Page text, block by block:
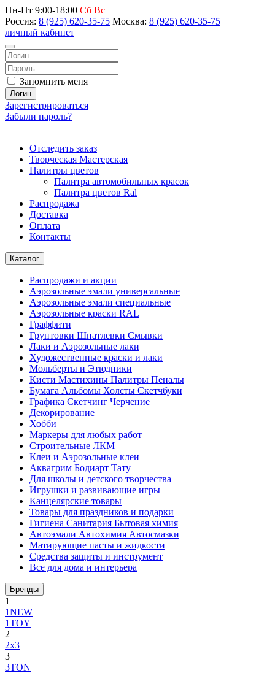
Пн-Пт 9:00-18:00 Сб Вс
Россия: 8 (925) 620-35-75 Москва: 8 (925) 620-35-75
личный кабинет
Запомнить меня
Логин
Зарегистрироваться
Забыли пароль?
Отследить заказ
Творческая Мастерская
Палитры цветов
Палитра автомобильных красок
Палитра цветов Ral
Распродажа
Доставка
Оплата
Контакты
Каталог
Распродажи и акции
Аэрозольные эмали универсальные
Аэрозольные эмали специальные
Аэрозольные краски RAL
Граффити
Грунтовки Шпатлевки Смывки
Лаки и Аэрозольные лаки
Художественные краски и лаки
Мольберты и Этюдники
Кисти Мастихины Палитры Пеналы
Бумага Альбомы Холсты Скетчбуки
Графика Скетчинг Черчение
Декорирование
Хобби
Маркеры для любых работ
Строительные ЛКМ
Клеи и Аэрозольные клеи
Аквагрим Бодиарт Тату
Для школы и детского творчества
Игрушки и развивающие игры
Канцелярские товары
Товары для праздников и подарки
Гигиена Санитария Бытовая химия
Автоэмали Автохимия Автосмазки
Матирующие пасты и жидкости
Средства защиты и инструмент
Все для дома и интерьера
Бренды
1
1NEW
1TOY
2
2x3
3
3TON